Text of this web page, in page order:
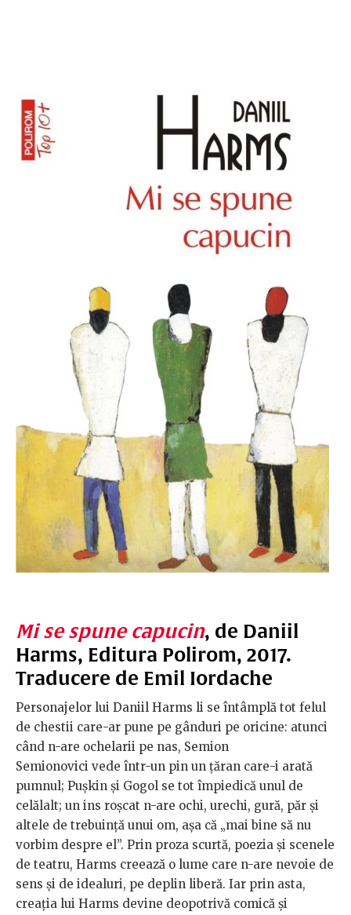
Mi se spune capucin, de Daniil
Harms, Editura Polirom, 2017.
Traducere de Emil Iordache
Personajelor lui Daniil Harms li se întâmplă tot felul
de chestii care-ar pune pe gânduri pe oricine: atunci
când n-are ochelarii pe nas, Semion
Semionovici vede într-un pin un țăran care-i arată
pumnul; Pușkin și Gogol se tot împiedică unul de
celălalt; un ins roșcat n-are ochi, urechi, gură, păr și
altele de trebuință unui om, așa că „mai bine să nu
vorbim despre el”. Prin proza scurtă, poezia și scenele
de teatru, Harms creează o lume care n-are nevoie de
sens și de idealuri, pe deplin liberă. Iar prin asta,
creația lui Harms devine deopotrivă comică și